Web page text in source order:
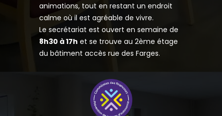
animations, tout en restant un endroit
calme où il est agréable de vivre.
Le secrétariat est ouvert en semaine de
8h30 à 17h et se trouve au 2ème étage
du bâtiment accès rue des Farges.